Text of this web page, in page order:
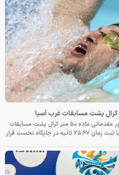
هومر عباسی، شناگر تیم ملی ایران، در دور مقدماتی ماده ۵۰ متر کرال پشت مسابقات